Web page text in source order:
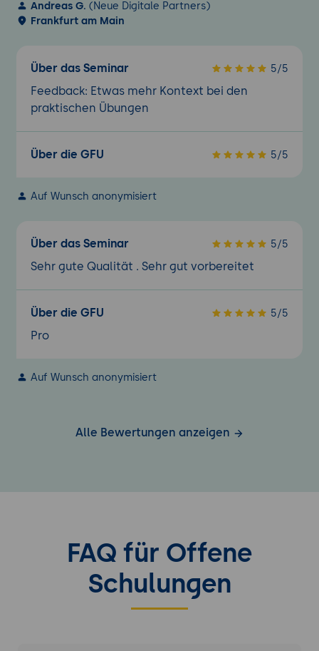
Andreas G. (Neue Digitale Partners)
Frankfurt am Main
Über das Seminar 5/5
Feedback: Etwas mehr Kontext bei den
praktischen Übungen
Über die GFU 5/5
Auf Wunsch anonymisiert
Über das Seminar 5/5
Sehr gute Qualität . Sehr gut vorbereitet
Über die GFU 5/5
Pro
Auf Wunsch anonymisiert
Alle Bewertungen anzeigen
FAQ für Offene
Schulungen